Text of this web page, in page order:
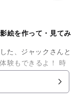
絵を作って・見てみ
た、ジャックさんと
もできるよ！ 時
プ後公演鑑賞 対...